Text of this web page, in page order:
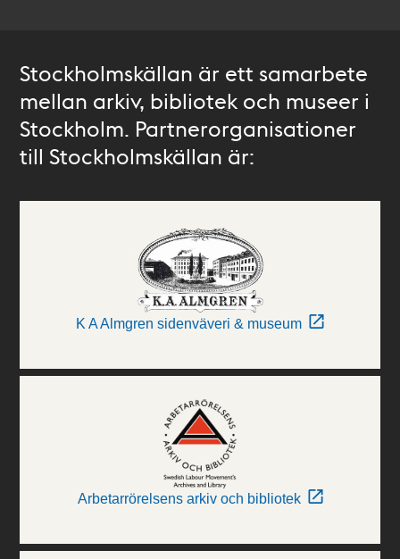
Stockholmskällan är ett samarbete
mellan arkiv, bibliotek och museer i
Stockholm. Partnerorganisationer
till Stockholmskällan är:
K A Almgren sidenväveri & museum
Arbetarrörelsens arkiv och bibliotek